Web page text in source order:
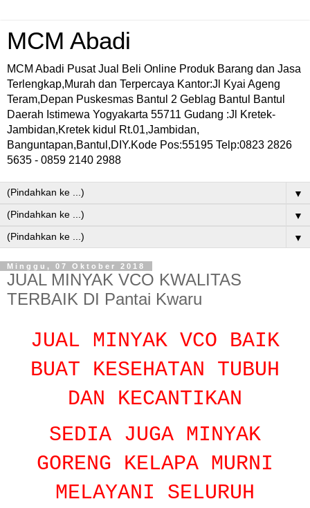
MCM Abadi
MCM Abadi Pusat Jual Beli Online Produk Barang dan Jasa
Terlengkap,Murah dan Terpercaya Kantor:Jl Kyai Ageng
Teram,Depan Puskesmas Bantul 2 Geblag Bantul Bantul
Daerah Istimewa Yogyakarta 55711 Gudang :Jl Kretek-
Jambidan,Kretek kidul Rt.01,Jambidan,
Banguntapan,Bantul,DIY.Kode Pos:55195 Telp:0823 2826
5635 - 0859 2140 2988
▼
▼
▼
Minggu, 07 Oktober 2018
JUAL MINYAK VCO KWALITAS
TERBAIK DI Pantai Kwaru
JUAL MINYAK VCO BAIK
BUAT KESEHATAN TUBUH
DAN KECANTIKAN
SEDIA JUGA MINYAK
GORENG KELAPA MURNI
MELAYANI SELURUH